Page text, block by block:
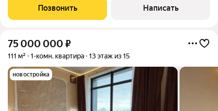
вариант как для собственного проживания, так и для сдачи
благодаря
Позвонить Написать
75 000 000 ₽
111 м² 1-комн. квартира 13 этаж из 15
новостройка